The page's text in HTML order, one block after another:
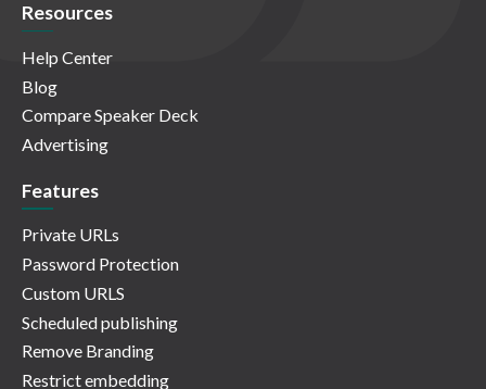
Resources
Help Center
Blog
Compare Speaker Deck
Advertising
Features
Private URLs
Password Protection
Custom URLS
Scheduled publishing
Remove Branding
Restrict embedding